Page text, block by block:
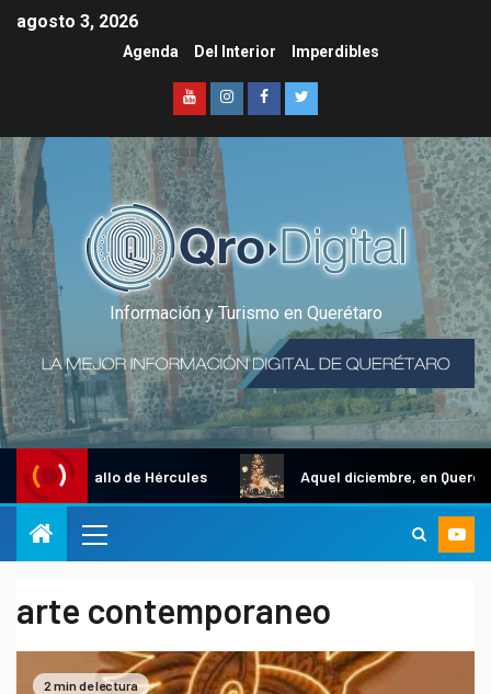
agosto 3, 2026
Agenda Del Interior Imperdibles
Información y Turismo en Querétaro
Gallo de Hércules Aquel diciembre, en Querétaro
arte contemporaneo
2 min de lectura